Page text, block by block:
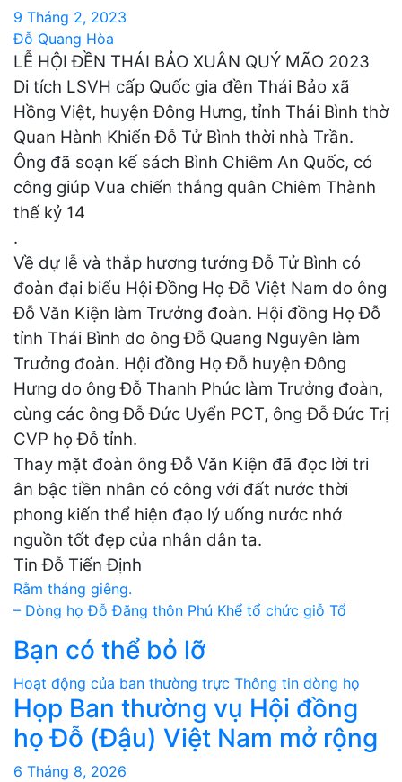
9 Tháng 2, 2023
Đỗ Quang Hòa
LỄ HỘI ĐỀN THÁI BẢO XUÂN QUÝ MÃO 2023
Di tích LSVH cấp Quốc gia đền Thái Bảo xã
Hồng Việt, huyện Đông Hưng, tỉnh Thái Bình thờ
Quan Hành Khiển Đỗ Tử Bình thời nhà Trần.
Ông đã soạn kế sách Bình Chiêm An Quốc, có
công giúp Vua chiến thắng quân Chiêm Thành
thế kỷ 14
.
Về dự lễ và thắp hương tướng Đỗ Tử Bình có
đoàn đại biểu Hội Đồng Họ Đỗ Việt Nam do ông
Đỗ Văn Kiện làm Trưởng đoàn. Hội đồng Họ Đỗ
tỉnh Thái Bình do ông Đỗ Quang Nguyên làm
Trưởng đoàn. Hội đồng Họ Đỗ huyện Đông
Hưng do ông Đỗ Thanh Phúc làm Trưởng đoàn,
cùng các ông Đỗ Đức Uyển PCT, ông Đỗ Đức Trị
CVP họ Đỗ tỉnh.
Thay mặt đoàn ông Đỗ Văn Kiện đã đọc lời tri
ân bậc tiền nhân có công với đất nước thời
phong kiến thể hiện đạo lý uống nước nhớ
nguồn tốt đẹp của nhân dân ta.
Tin Đỗ Tiến Định
Điều
hướng
bài
viết
Rằm tháng giêng.
– Dòng họ Đỗ Đăng thôn Phú Khể tổ chức giỗ Tổ
Bạn có thể bỏ lỡ
Hoạt động của ban thường trực Thông tin dòng họ
Họp Ban thường vụ Hội đồng
họ Đỗ (Đậu) Việt Nam mở rộng
6 Tháng 8, 2026